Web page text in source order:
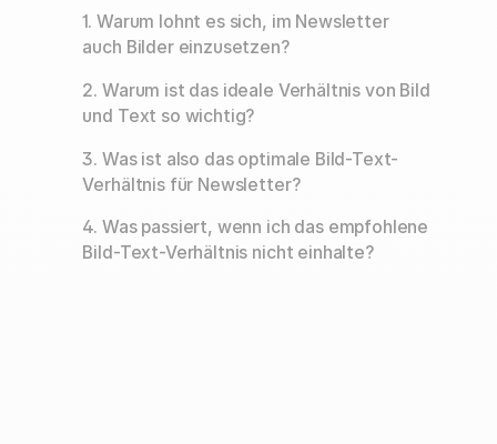
1. Warum lohnt es sich, im Newsletter
auch Bilder einzusetzen?
2. Warum ist das ideale Verhältnis von Bild
und Text so wichtig?
3. Was ist also das optimale Bild-Text-
Verhältnis für Newsletter?
4. Was passiert, wenn ich das empfohlene
Bild-Text-Verhältnis nicht einhalte?